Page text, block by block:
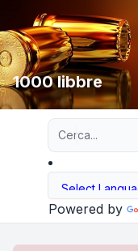
1000 libbre
Powered by